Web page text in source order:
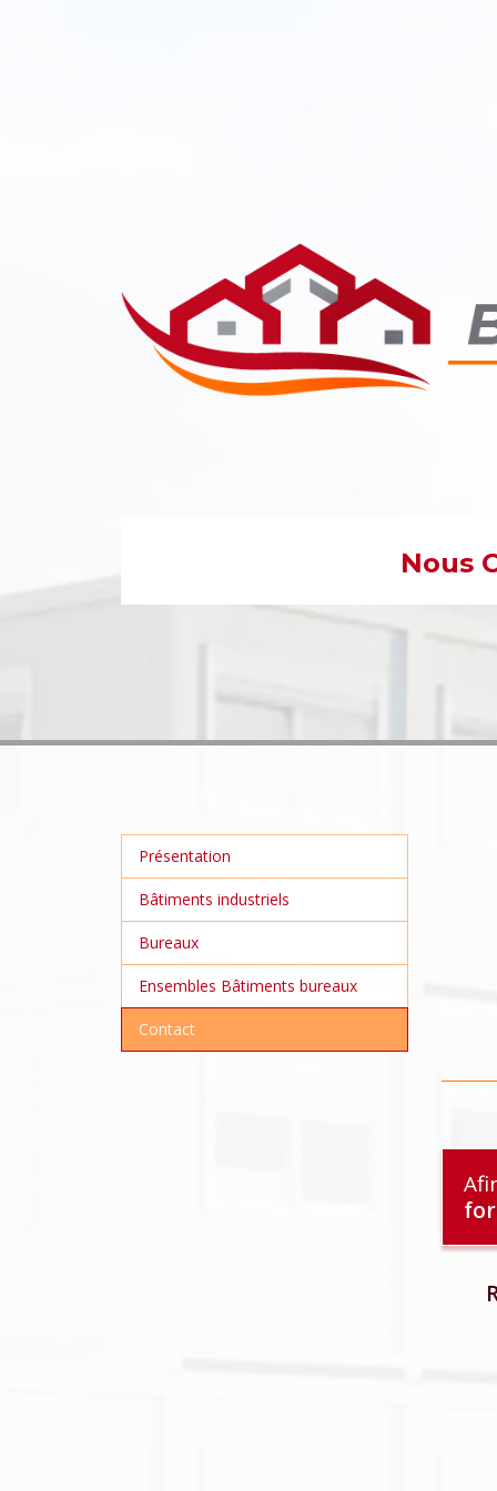
Nous
Présentation
Bâtiments industriels
Bureaux
Ensembles Bâtiments bureaux
Contact